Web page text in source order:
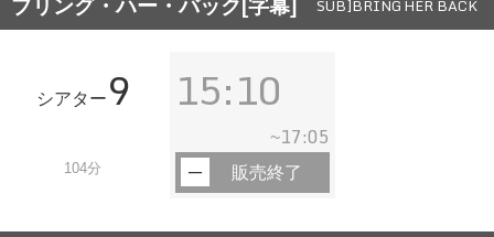
ブリング・ハー・バック[字幕] SUB]BRING HER BACK
シアター 9
104分
15:10
~17:05
販売終了